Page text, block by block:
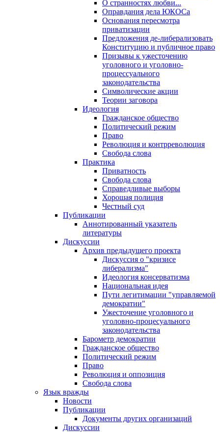
О странностях любви...
Оправдания дела ЮКОСа
Основания пересмотра
приватизации
Предложения де-либерализовать
Конституцию и публичное право
Призывы к ужесточению
уголовного и уголовно-
процессуального
законодательства
Символические акции
Теории заговора
Идеология
Гражданское общество
Политический режим
Право
Революция и контрреволюция
Свобода слова
Практика
Приватность
Свобода слова
Справедливые выборы
Хорошая полиция
Честный суд
Публикации
Аннотированный указатель
литературы
Дискуссии
Архив предыдущего проекта
Дискуссия о "кризисе
либерализма"
Идеология консерватизма
Национальная идея
Пути легитимации "управляемой
демократии"
Ужесточение уголовного и
уголовно-процесуального
законодательства
Барометр демократии
Гражданское общество
Политический режим
Право
Революция и оппозиция
Свобода слова
Язык вражды
Новости
Публикации
Документы других организаций
Дискуссии